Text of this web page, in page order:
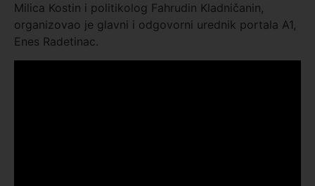
Milica Kostin i politikolog Fahrudin Kladničanin,
organizovao je glavni i odgovorni urednik portala A1,
Enes Radetinac.